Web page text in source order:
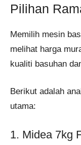
Pilihan
Memilih mesin
melihat harga
kualiti basuhan
Berikut adalah
utama:
1. Midea 7kg